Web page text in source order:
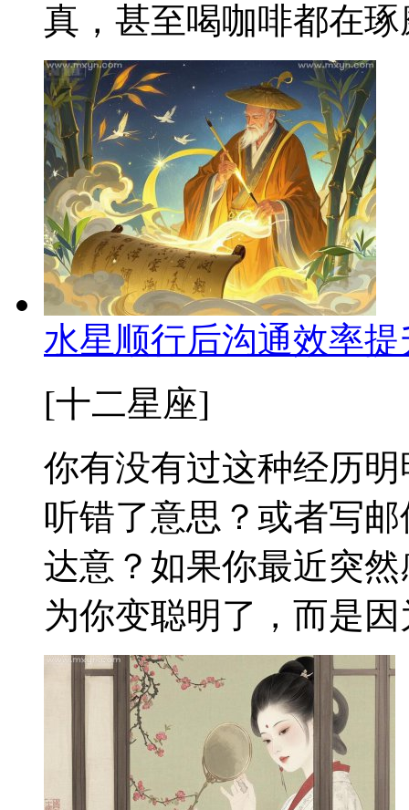
真，甚至喝咖啡都在
水星顺行后沟通效率
[十二星座]
你有没有过这种经历
听错了意思？或者写
达意？如果你最近突
为你变聪明了，而是